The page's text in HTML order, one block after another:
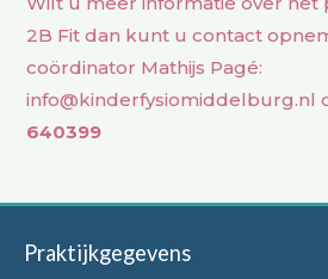
2B Fit dan kunt u contact
coördinator Mathijs Pagé:
info@kinderfysiomiddelburg.nl
640399
Praktijkgegevens